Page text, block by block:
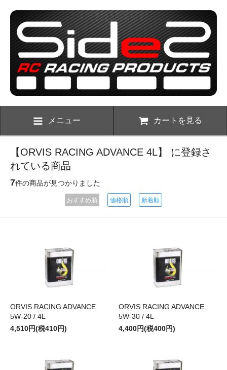
メニュー カートを見る
【ORVIS RACING ADVANCE 4L】 に登録さ
れている商品
7件の商品が見つかりました
おすすめ順 価格順 新着順
ORVIS RACING ADVANCE
5W-20 / 4L
4,510円(税410円)
ORVIS RACING ADVANCE
5W-30 / 4L
4,400円(税400円)